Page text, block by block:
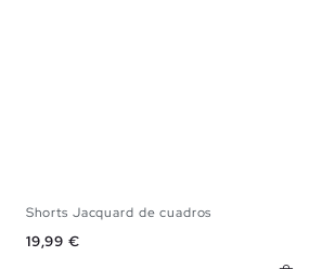
Shorts Jacquard de cuadros
Precio
19,99 €